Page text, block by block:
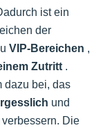
ist ein
der
VIP-Bereichen ,
Zutritt .
dazu bei, das
und
Die